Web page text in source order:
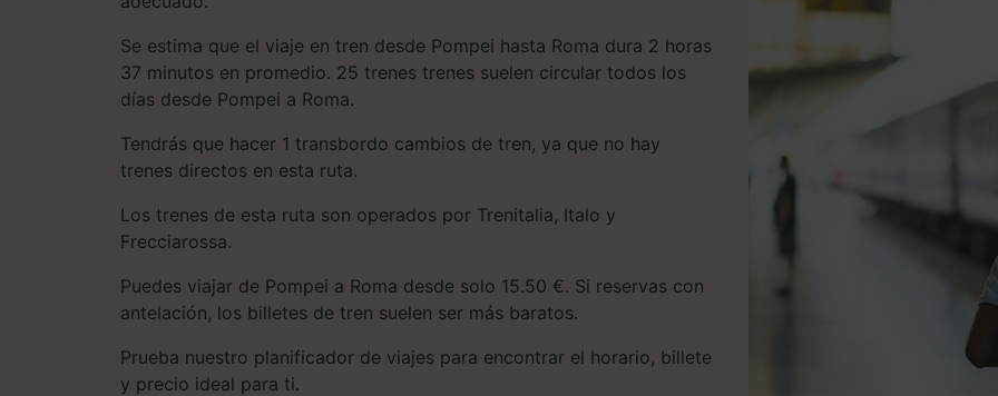
Se estima que el viaje en tren desde Pompei hasta Roma dura 2 horas
37 minutos en promedio. 25 trenes trenes suelen circular todos los
días desde Pompei a Roma.
Tendrás que hacer 1 transbordo cambios de tren, ya que no hay
trenes directos en esta ruta.
Los trenes de esta ruta son operados por Trenitalia, Italo y
Frecciarossa.
Puedes viajar de Pompei a Roma desde solo 15.50 €. Si reservas con
antelación, los billetes de tren suelen ser más baratos.
Prueba nuestro planificador de viajes para encontrar el horario, billete
y precio ideal para ti.